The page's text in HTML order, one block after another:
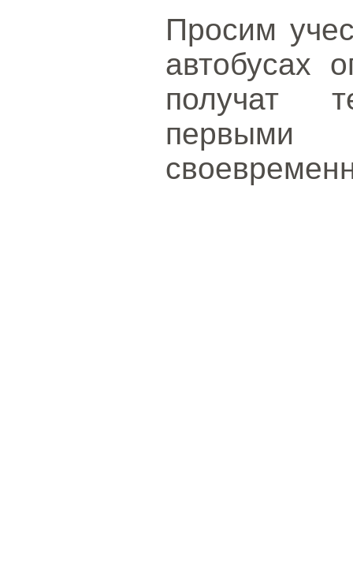
Просим
автобусах
получат